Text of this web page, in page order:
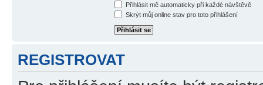
Přihlásit mě automaticky při každé návštěvě
Skrýt můj online stav pro toto přihlášení
REGISTROVAT